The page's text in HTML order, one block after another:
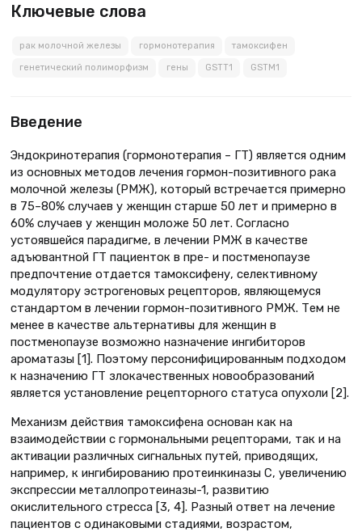
Ключевые слова
рак молочной железы гормонотерапия тамоксифен
генетический полиморфизм гены GSTT1 GSTM1
Введение
Эндокринотерапия (гормонотерапия – ГТ) является одним
из основных методов лечения гормон-позитивного рака
молочной железы (РМЖ), который встречается примерно
в 75–80% случаев у женщин старше 50 лет и примерно в
60% случаев у женщин моложе 50 лет. Согласно
устоявшейся парадигме, в лечении РМЖ в качестве
адъювантной ГТ пациенток в пре- и постменопаузе
предпочтение отдается тамоксифену, селективному
модулятору эстрогеновых рецепторов, являющемуся
стандартом в лечении гормон-позитивного РМЖ. Тем не
менее в качестве альтернативы для женщин в
постменопаузе возможно назначение ингибиторов
ароматазы [1]. Поэтому персонифицированным подходом
к назначению ГТ злокачественных новообразований
является установление рецепторного статуса опухоли [2].
Механизм действия тамоксифена основан как на
взаимодействии с гормональными рецепторами, так и на
активации различных сигнальных путей, приводящих,
например, к ингибированию протеинкиназы С, увеличению
экспрессии металлопротеиназы-1, развитию
окислительного стресса [3, 4]. Разный ответ на лечение
пациентов с одинаковыми стадиями, возрастом,